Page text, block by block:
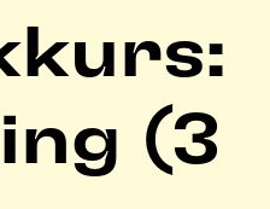
(3